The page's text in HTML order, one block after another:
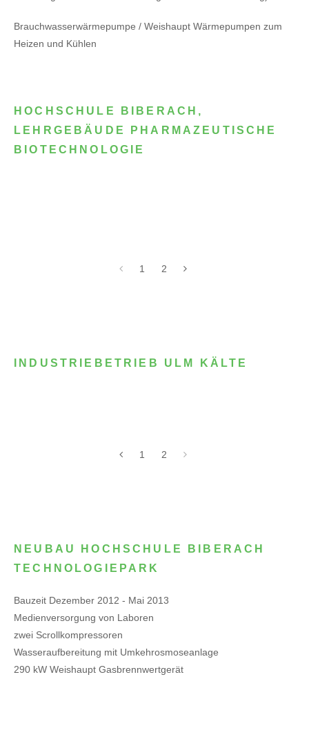
Brauchwasserwärmepumpe / Weishaupt Wärmepumpen zum
Heizen und Kühlen
HOCHSCHULE BIBERACH,
LEHRGEBÄUDE PHARMAZEUTISCHE
BIOTECHNOLOGIE
1 2
INDUSTRIEBETRIEB ULM KÄLTE
1 2
NEUBAU HOCHSCHULE BIBERACH
TECHNOLOGIEPARK
Bauzeit Dezember 2012 - Mai 2013
Medienversorgung von Laboren
zwei Scrollkompressoren
Wasseraufbereitung mit Umkehrosmoseanlage
290 kW Weishaupt Gasbrennwertgerät